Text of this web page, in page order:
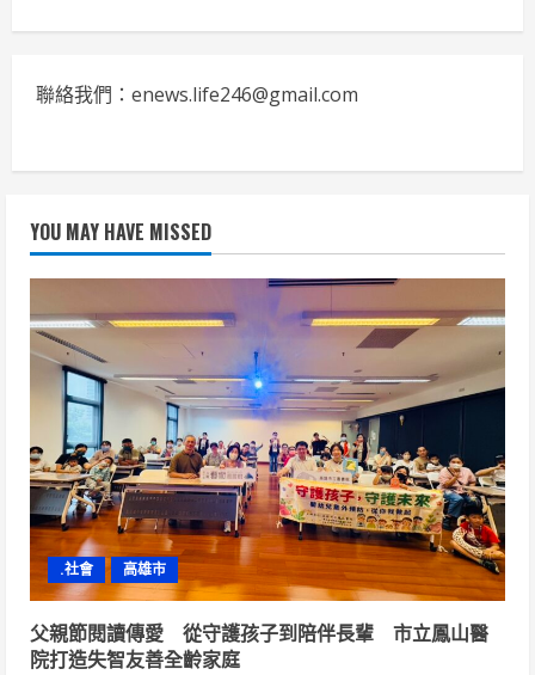
聯絡我們：enews.life246@gmail.com
YOU MAY HAVE MISSED
.社會 高雄市
父親節閱讀傳愛 從守護孩子到陪伴長輩 市立鳳山醫
院打造失智友善全齡家庭